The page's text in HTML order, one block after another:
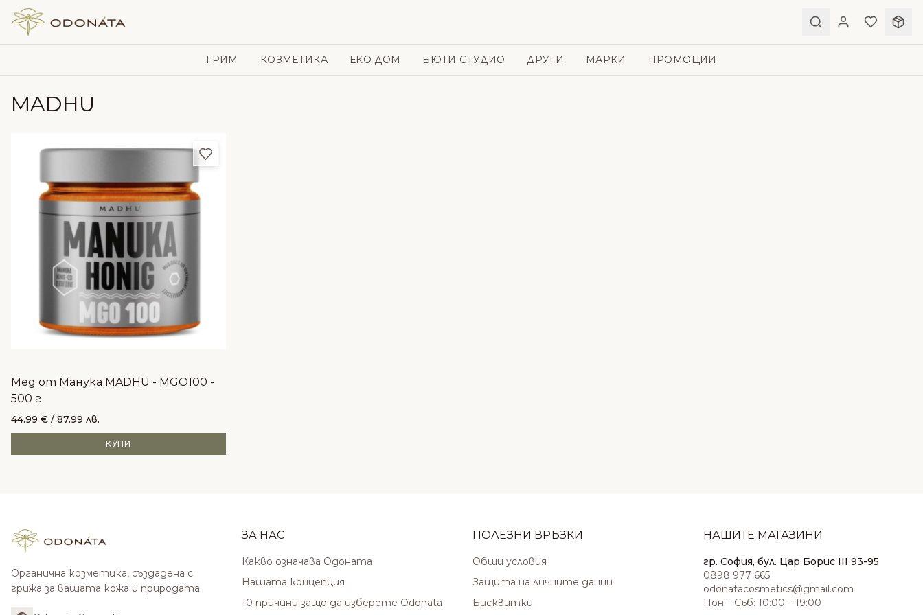
Skip to content
ГРИМ КОЗМЕТИКА ЕКО ДОМ БЮТИ СТУДИО ДРУГИ МАРКИ ПРОМОЦИИ
MADHU
Добави в любими
Мед от Манука MADHU - MGO100 -
500 г
44.99 € / 87.99 лв.
КУПИ
Органична козметика, създадена с
грижа за вашата кожа и природата.
ЗА НАС
Какво означава Одоната
Нашата концепция
10 причини защо да изберете Odonata
ПОЛЕЗНИ ВРЪЗКИ
Общи условия
Защита на личните данни
Бисквитки
НАШИТЕ МАГАЗИНИ
гр. София, бул. Цар Борис III 93-95
0898 977 665
odonatacosmetics@gmail.com
Пон – Съб: 10:00 – 19:00